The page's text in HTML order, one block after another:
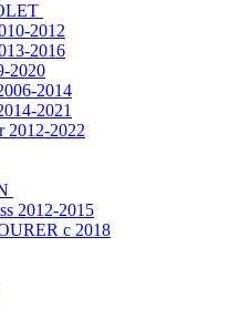
2012
2016
2020
2014
2021
2012-2022
2012-2015
с 2018